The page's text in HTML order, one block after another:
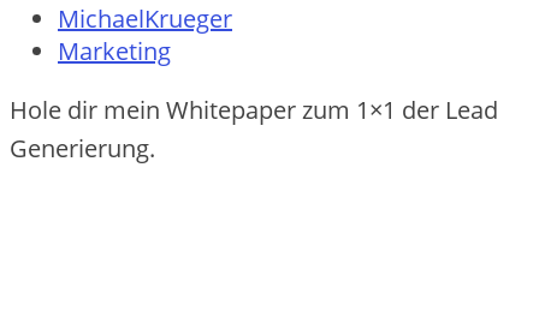
MichaelKrueger
Marketing
Hole dir mein Whitepaper zum 1×1 der Lead
Generierung.